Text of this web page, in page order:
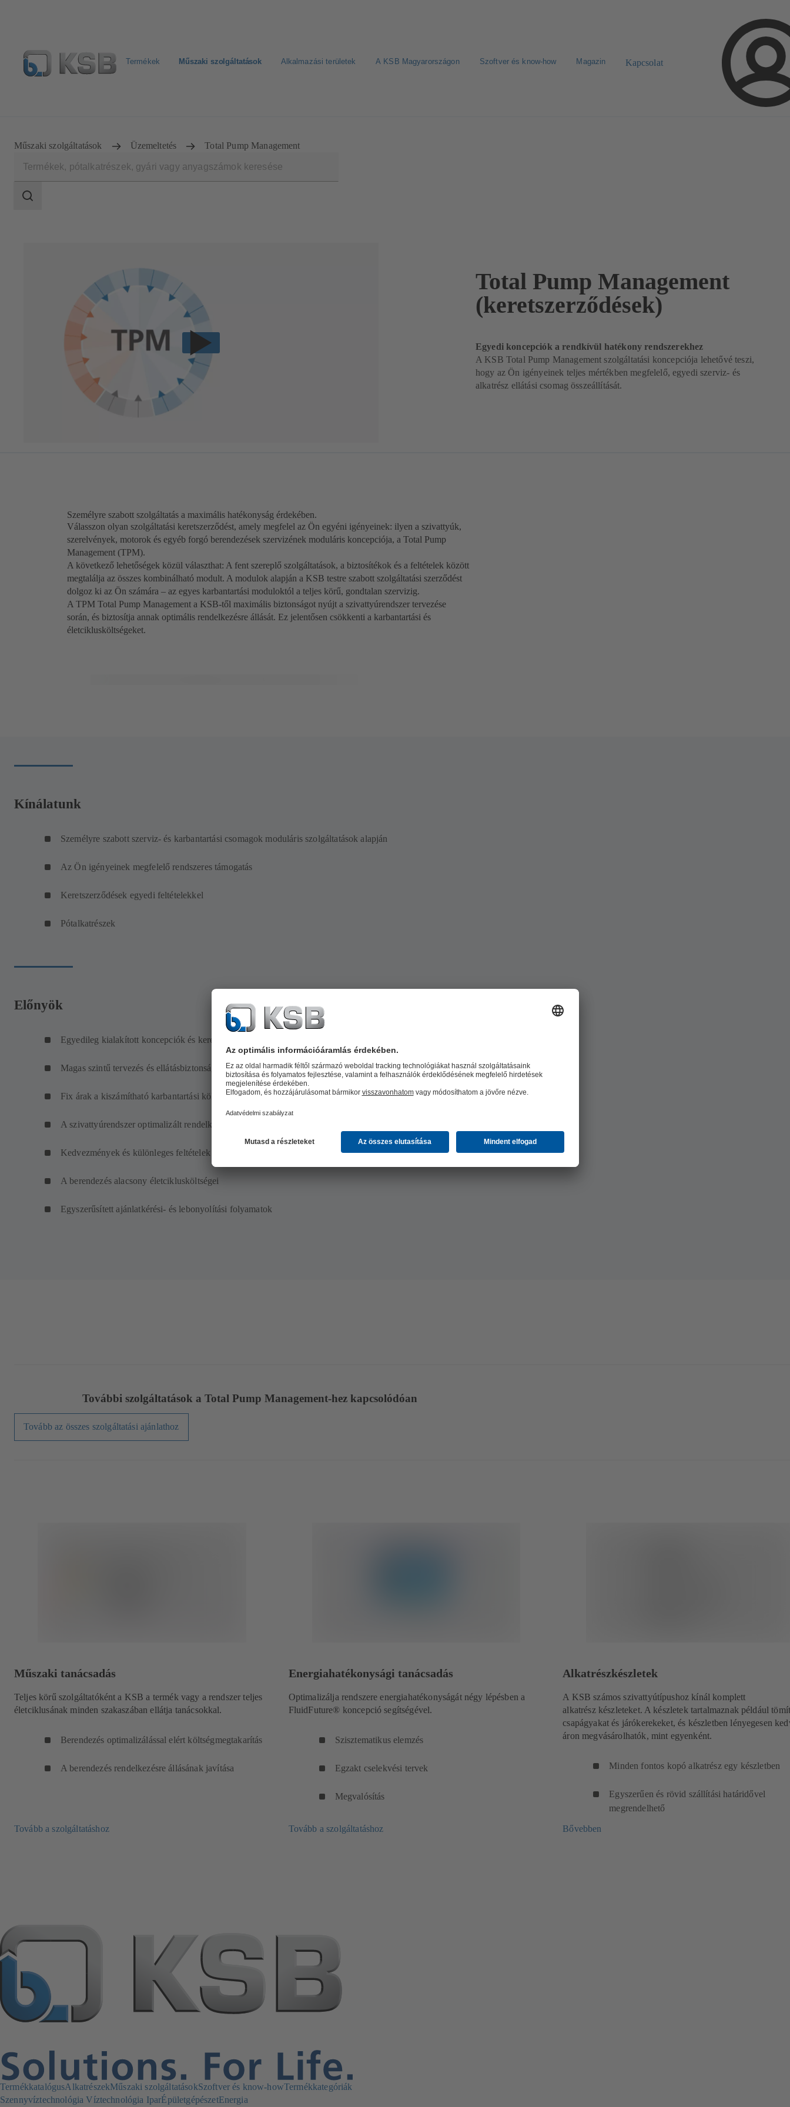
Termékek Műszaki szolgáltatások Alkalmazási területek A KSB Magyarországon Szoftver és know-how Magazin Kapcsolat
Műszaki szolgáltatások Üzemeltetés Total Pump Management
tartomány
Keresési
Total Pump Management
(keretszerződések)
Egyedi koncepciók a rendkívül hatékony rendszerekhez
A KSB Total Pump Management szolgáltatási koncepciója lehetővé teszi,
hogy az Ön igényeinek teljes mértékben megfelelő, egyedi szerviz- és
alkatrész ellátási csomag összeállítását.
Személyre szabott szolgáltatás a maximális hatékonyság érdekében.
Válasszon olyan szolgáltatási keretszerződést, amely megfelel az Ön egyéni igényeinek: ilyen a szivattyúk,
szerelvények, motorok és egyéb forgó berendezések szervizének moduláris koncepciója, a Total Pump
Management (TPM).
A következő lehetőségek közül választhat: A fent szereplő szolgáltatások, a biztosítékok és a feltételek között
megtalálja az összes kombinálható modult. A modulok alapján a KSB testre szabott szolgáltatási szerződést
dolgoz ki az Ön számára – az egyes karbantartási moduloktól a teljes körű, gondtalan szervizig.
A TPM Total Pump Management a KSB-től maximális biztonságot nyújt a szivattyúrendszer tervezése
során, és biztosítja annak optimális rendelkezésre állását. Ez jelentősen csökkenti a karbantartási és
életciklusköltségeket.
Kínálatunk
Személyre szabott szerviz- és karbantartási csomagok moduláris szolgáltatások alapján
Az Ön igényeinek megfelelő rendszeres támogatás
Keretszerződések egyedi feltételekkel
Pótalkatrészek
Előnyök
Egyedileg kialakított koncepciók és keretszerződések
Magas szintű tervezés és ellátásbiztonság
Fix árak a kiszámítható karbantartási költségek érdekében
A szivattyúrendszer optimalizált rendelkezésre állása
Kedvezmények és különleges feltételek
A berendezés alacsony életciklusköltségei
Egyszerűsített ajánlatkérési- és lebonyolítási folyamatok
További szolgáltatások a Total Pump Management-hez kapcsolódóan
Tovább az összes szolgáltatási ajánlathoz
Műszaki tanácsadás
Teljes körű szolgáltatóként a KSB a termék vagy a rendszer teljes
életciklusának minden szakaszában ellátja tanácsokkal.
Berendezés optimalizálással elért költségmegtakarítás
A berendezés rendelkezésre állásának javítása
Tovább a szolgáltatáshoz
Energiahatékonysági tanácsadás
Optimalizálja rendszere energiahatékonyságát négy lépésben a
FluidFuture® koncepció segítségével.
Szisztematikus elemzés
Egzakt cselekvési tervek
Megvalósítás
Tovább a szolgáltatáshoz
Alkatrészkészletek
A KSB számos szivattyútípushoz kínál komplett
alkatrész készleteket. A készletek tartalmaznak például
csapágyakat és járókerekeket, és készletben lényegesen
áron megvásárolhatók, mint egyenként.
Minden fontos kopó alkatrész egy készletben
Egyszerűen és rövid szállítási határidővel
megrendelhető
Bővebben
TermékkatalógusAlkatrészekMűszaki szolgáltatásokSzoftver és know-howTermékkategóriák
SzennyvíztechnológiaVíztechnológia IparÉpületgépészetEnergia